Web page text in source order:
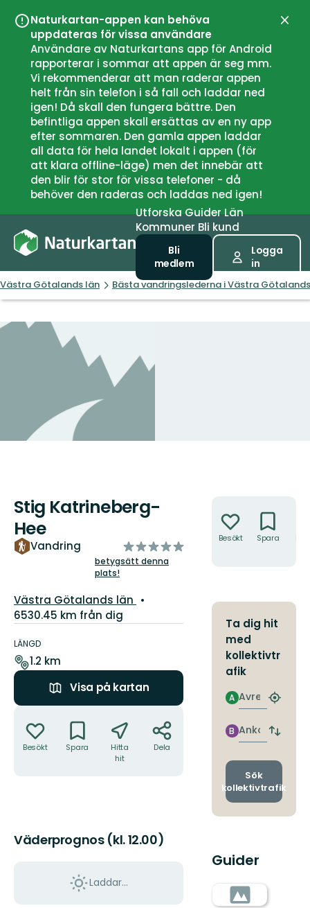
Naturkartan-appen kan behöva
uppdateras för vissa användare
Användare av Naturkartans app för Android
rapporterar i sommar att appen är seg mm.
Vi rekommenderar att man raderar appen
helt från sin telefon i så fall och laddar ned
igen! Då skall den fungera bättre. Den
befintliga appen skall ersättas av en ny app
efter sommaren. Den gamla appen laddar
all data för hela landet lokalt i appen (för
att klara offline-läge) men det innebär att
den blir för stor för vissa telefoner - då
behöver den raderas och laddas ned igen!
UtforskaGuiderLän
Kommuner Bli kund
Bli
medlem
Logga
in
Västra Götalands län Bästa vandringslederna i Västra
Stig Katrineberg-
Hee
Vandring
av
5
betygsätt denna
plats!
Län:
Västra Götalands län
6530.45 km från dig
om
leden
LÄNGD
1.2 km
Visa på kartan
Besökt Spara
Hitta
hit
Dela
Väderprognos (kl. 12.00)
Laddar...
Besökt Spara
Ta dig hit
med
kollektivtr
afik
Avresa
A
Hitta
Ankomst
B
Byt
och
Sök
kollektivtrafik
Guider